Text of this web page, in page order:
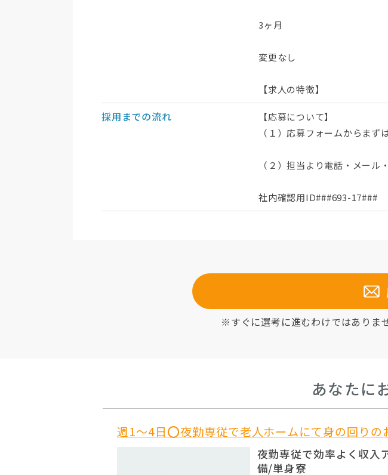
3ヶ月
変更なし
【求人の特徴】
採用までの流れ
【応募について】
（１）応募フォームからまず
（２）担当より電話・メー
社内確認用ID###693-17###
※すぐに選考に進むわけではありま
あなたに
週1〜4日⭕夜勤専従で老人ホームにて身の回りの
夜勤専従で効率よく収
備/単身寮